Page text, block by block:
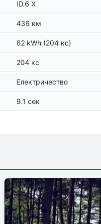
ID.6 X
436 км
62 kWh (204 кс)
204 кс
Електричество
9.1 сек